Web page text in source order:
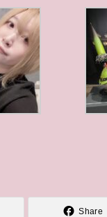
Share